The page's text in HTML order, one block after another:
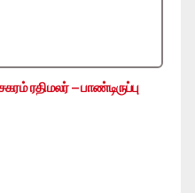
ரதிமலர் – பாண்டிருப்பு